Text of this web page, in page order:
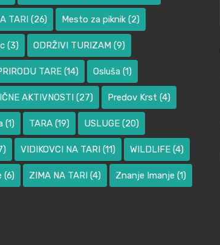
TARI (26) Mesto za piknik (2)
(3) ODRŽIVI TURIZAM (9)
TARE (14) Osluša (1)
AKTIVNOSTI (27) Predov Krst (4)
(1) TARA (19) USLUGE (20)
VIDIKOVCI NA TARI (11) WILDLIFE (4)
(6) ZIMA NA TARI (4) Znanje Imanje (1)